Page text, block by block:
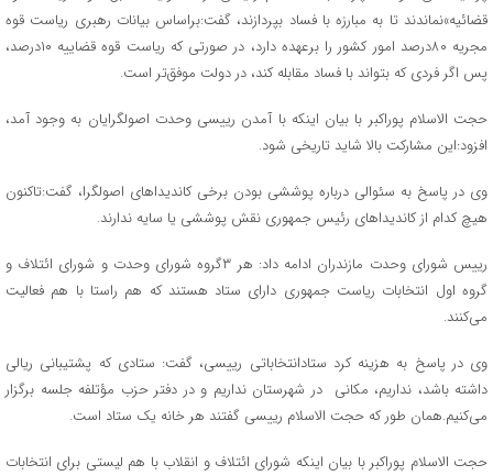
قضائیه»نماندند تا به مبارزه با فساد بپردازند، گفت:براساس بیانات رهبری ریاست قوه
مجریه ۸۰درصد امور کشور را برعهده دارد، در صورتی که ریاست قوه قضاییه ۱۰درصد،
پس اگر فردی که بتواند با فساد مقابله کند، در دولت موفق‌تر است.
حجت الاسلام پوراکبر با بیان اینکه با آمدن رییسی وحدت اصولگرایان به وجود آمد،
افزود:این مشارکت بالا شاید تاریخی شود.
وی در پاسخ به سئوالی درباره پوششی بودن برخی کاندیداهای اصولگرا، گفت:تاکنون
هیچ کدام از کاندیداهای رئیس جمهوری نقش پوششی یا سایه ندارند.
رییس شورای وحدت مازندران ادامه داد: هر ۳گروه شورای وحدت و شورای ائتلاف و
گروه اول انتخابات ریاست جمهوری دارای ستاد هستند که هم راستا با هم فعالیت
می‌کنند.
وی در پاسخ به هزینه کرد ستادانتخاباتی رییسی، گفت: ستادی که پشتیبانی ریالی
داشته باشد، نداریم، مکانی در شهرستان نداریم و در دفتر حزب مؤتلفه جلسه برگزار
می‌کنیم.همان طور که حجت الاسلام رییسی گفتند هر خانه یک ستاد است.
حجت الاسلام پوراکبر با بیان اینکه شورای ائتلاف و انقلاب با هم لیستی برای انتخابات